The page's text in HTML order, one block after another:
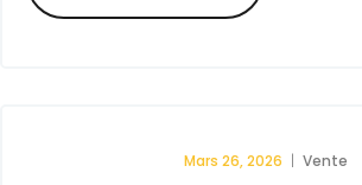
Mars 26, 2026 Vente